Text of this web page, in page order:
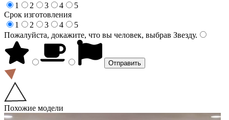
1
2 3 4
5
Срок изготовления
1
2 3 4
5
Пожалуйста, докажите, что вы человек, выбрав Звезду.
Похожие модели